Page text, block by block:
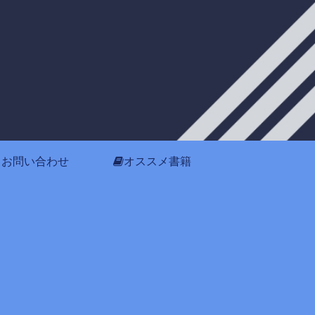
問い合わせ オススメ書籍